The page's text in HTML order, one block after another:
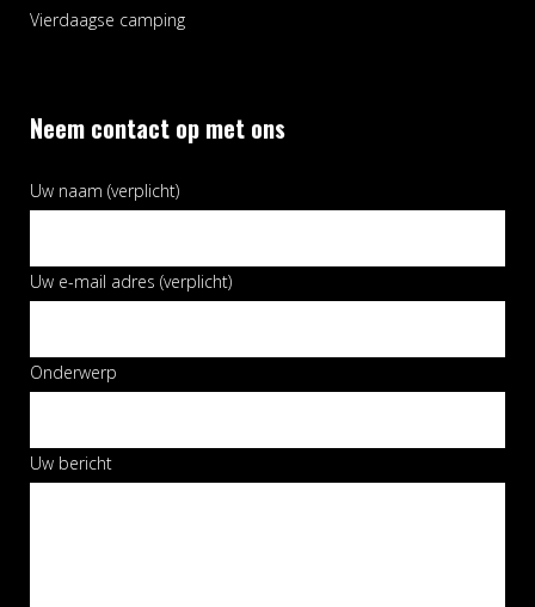
Vierdaagse camping
Neem contact op met ons
Uw naam (verplicht)
Uw e-mail adres (verplicht)
Onderwerp
Uw bericht